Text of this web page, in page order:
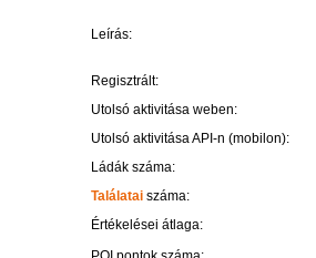
Leírás:
Regisztrált:
Utolsó aktivitása weben:
Utolsó aktivitása API-n (mobilon):
Ládák száma:
Találatai száma:
Értékelései átlaga: